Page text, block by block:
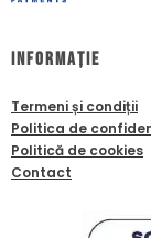
Informație
Termeni și condiții
Politica de
Politică de cookies
Contact